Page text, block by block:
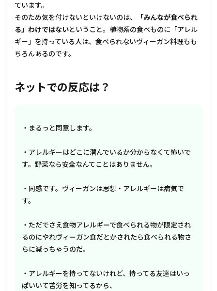
ています。
そのため気を付けないといけないのは、
「みんなが食べられ
る」わけではないということ。植物系の食べものに「アレル
ギー」を持っている人は、食べられないヴィーガン料理もも
ちろんあるのです。
ネットでの反応は？
・まるっと同意します。
・アレルギーはどこに潜んでいるか分からなくて怖いで
す。野菜なら安全なんてことはありません。
・同感です。ヴィーガンは思想・アレルギーは病気で
す。
・ただでさえ食物アレルギーで食べられる物が限定され
るのにやれヴィーガン食だとかされたら食べられる物さ
らに減っちゃうのだ。
・アレルギーを持ってないけれど、持ってる友達はいっ
ぱいいて苦労を知ってるから、